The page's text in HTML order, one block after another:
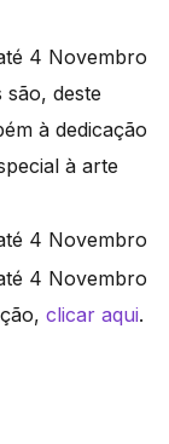
deste
à dedicação
à arte
clicar aqui.